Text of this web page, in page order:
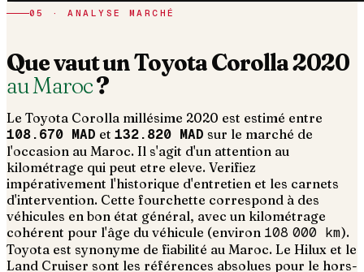
05 · ANALYSE MARCHÉ
Que vaut unToyotaCorolla2020
au Maroc?
Le Toyota Corolla millésime 2020 est estimé entre
108.670 MAD et 132.820 MAD sur le marché de
l'occasion au Maroc. Il s'agit d'un attention au
kilométrage qui peut etre eleve. Verifiez
impérativement l'historique d'entretien et les carnets
d'intervention. Cette fourchette correspond à des
véhicules en bon état général, avec un kilométrage
cohérent pour l'âge du véhicule (environ 108 000 km).
Toyota est synonyme de fiabilité au Maroc. Le Hilux et le
Land Cruiser sont les références absolues pour le hors-